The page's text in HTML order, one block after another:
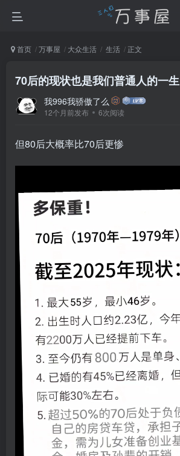
首页 万事屋 大众生活 生活 正文
70后的现状也是我们普通人的一生
我996我骄傲了么
12个月前发布 6次阅读
但80后大概率比70后更惨